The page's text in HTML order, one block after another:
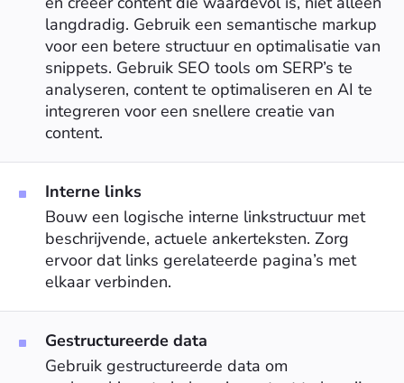
langdradig. Gebruik een semantische markup
voor een betere structuur en optimalisatie van
snippets. Gebruik SEO tools om SERP’s te
analyseren, content te optimaliseren en AI te
integreren voor een snellere creatie van
content.
Interne links
Bouw een logische interne linkstructuur met
beschrijvende, actuele ankerteksten. Zorg
ervoor dat links gerelateerde pagina’s met
elkaar verbinden.
Gestructureerde data
Gebruik gestructureerde data om